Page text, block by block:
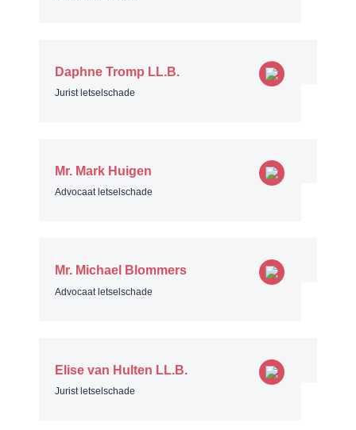
Daphne Tromp LL.B.
Jurist letselschade
Mr. Mark Huigen
Advocaat letselschade
Mr. Michael Blommers
Advocaat letselschade
Elise van Hulten LL.B.
Jurist letselschade